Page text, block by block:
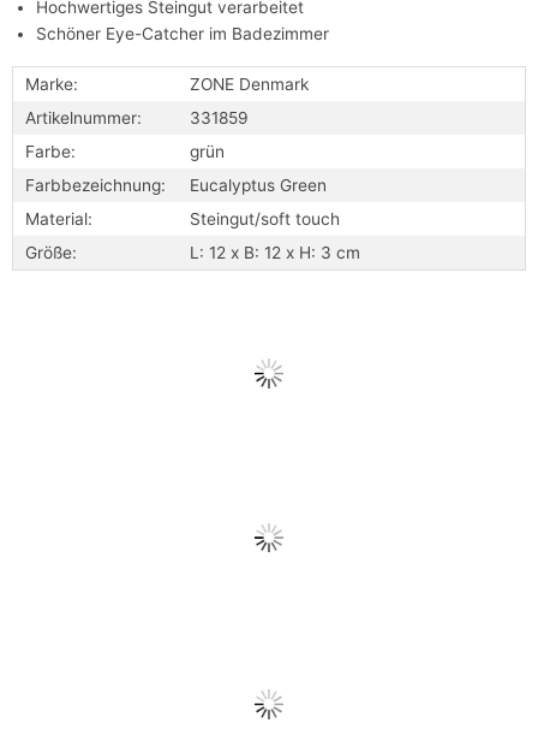
Hochwertiges Steingut verarbeitet
Schöner Eye-Catcher im Badezimmer
Marke:
ZONE Denmark
Artikelnummer:
331859
Farbe:
grün
Farbbezeichnung:
Eucalyptus Green
Material:
Steingut/soft touch
Größe:
L: 12 x B: 12 x H: 3 cm